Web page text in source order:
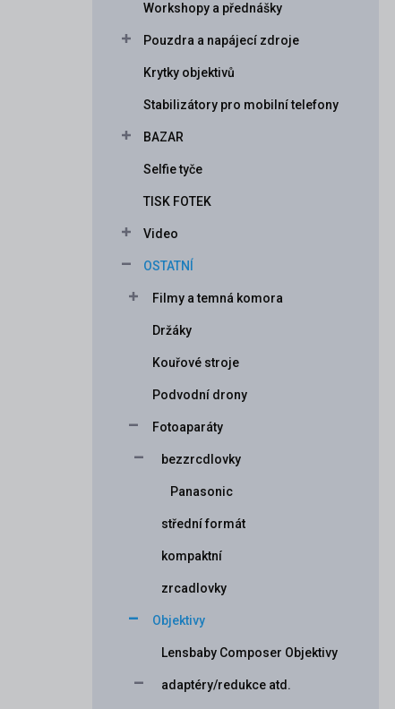
Workshopy a přednášky
Pouzdra a napájecí zdroje
Krytky objektivů
Stabilizátory pro mobilní telefony
BAZAR
Selfie tyče
TISK FOTEK
Video
OSTATNÍ
Filmy a temná komora
Držáky
Kouřové stroje
Podvodní drony
Fotoaparáty
bezzrcdlovky
Panasonic
střední formát
kompaktní
zrcadlovky
Objektivy
Lensbaby Composer Objektivy
adaptéry/redukce atd.